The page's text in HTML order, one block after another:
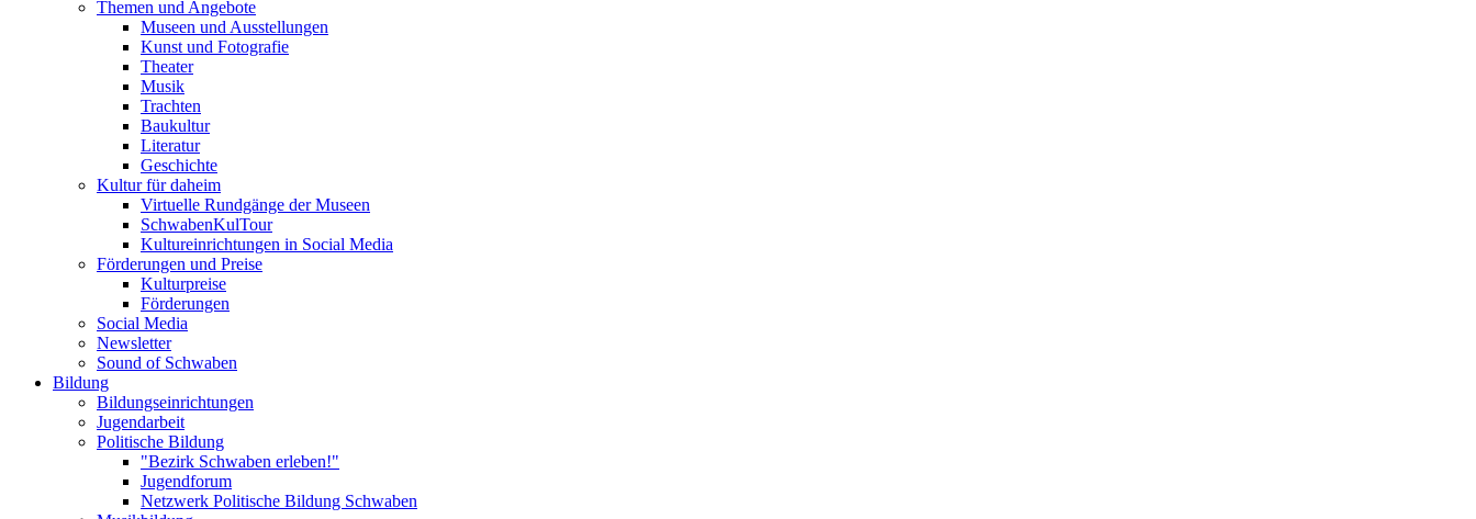
Themen und Angebote
Museen und Ausstellungen
Kunst und Fotografie
Theater
Musik
Trachten
Baukultur
Literatur
Geschichte
Kultur für daheim
Virtuelle Rundgänge der Museen
SchwabenKulTour
Kultureinrichtungen in Social Media
Förderungen und Preise
Kulturpreise
Förderungen
Social Media
Newsletter
Sound of Schwaben
Bildung
Bildungseinrichtungen
Jugendarbeit
Politische Bildung
"Bezirk Schwaben erleben!"
Jugendforum
Netzwerk Politische Bildung Schwaben